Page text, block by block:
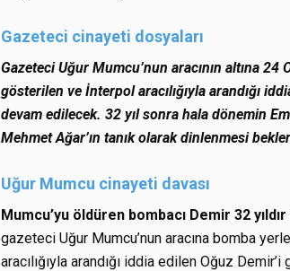
Gazeteci cinayeti dosyaları
Gazeteci Uğur Mumcu’nun aracının altına
gösterilen ve İnterpol aracılığıyla arandığı
devam edilecek. 32 yıl sonra hala dönemin
Mehmet Ağar’ın tanık olarak dinlenmesi
Uğur Mumcu cinayeti davası
Mumcu’yu öldüren bombacı Demir 32
gazeteci Uğur Mumcu’nun aracına bomba
aracılığıyla arandığı iddia edilen Oğuz